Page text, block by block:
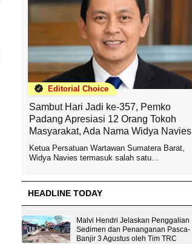
Editorial Choice
Sambut Hari Jadi ke-357, Pemko
Padang Apresiasi 12 Orang Tokoh
Masyarakat, Ada Nama Widya Navies
Ketua Persatuan Wartawan Sumatera Barat,
Widya Navies termasuk salah satu...
HEADLINE TODAY
Malvi Hendri Jelaskan Penggalian
Sedimen dan Penanganan Pasca-
Banjir 3 Agustus oleh Tim TRC